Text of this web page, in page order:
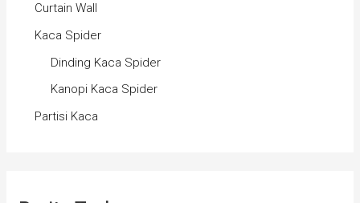
Curtain Wall
Kaca Spider
Dinding Kaca Spider
Kanopi Kaca Spider
Partisi Kaca